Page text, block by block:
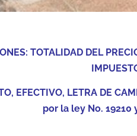
TOTALIDAD DEL
EFECTIVO, LETRA DE
por la ley No.